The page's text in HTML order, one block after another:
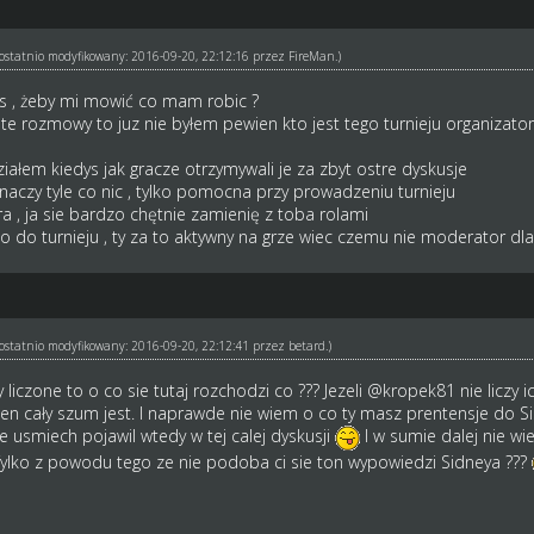
modyfikowany: 2016-09-20, 22:12:16 przez FireMan .)
, żeby mi mowić co mam robic ?
rozmowy to juz nie byłem pewien kto jest tego turnieju
kiedys jak gracze otrzymywali je za zbyt ostre dyskusje
tyle co nic , tylko pomocna przy prowadzeniu turnieju
, ja sie bardzo chętnie zamienię z toba rolami
do turnieju , ty za to aktywny na grze wiec czemu nie moderator
modyfikowany: 2016-09-20, 22:12:41 przez betard .)
to o co sie tutaj rozchodzi co ??? Jezeli @kropek81 nie liczy
cały szum jest. I naprawde nie wiem o co ty masz prentensje do
usmiech pojawil wtedy w tej calej dyskusji
I w sumie dalej nie
z powodu tego ze nie podoba ci sie ton wypowiedzi Sidneya ???